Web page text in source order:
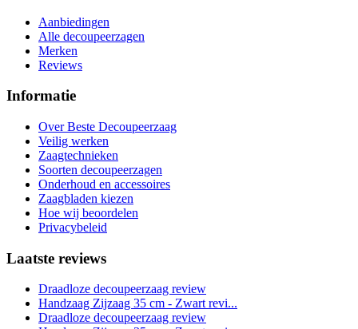
Aanbiedingen
Alle decoupeerzagen
Merken
Reviews
Informatie
Over Beste Decoupeerzaag
Veilig werken
Zaagtechnieken
Soorten decoupeerzagen
Onderhoud en accessoires
Zaagbladen kiezen
Hoe wij beoordelen
Privacybeleid
Laatste reviews
Draadloze decoupeerzaag review
Handzaag Zijzaag 35 cm - Zwart revi...
Draadloze decoupeerzaag review